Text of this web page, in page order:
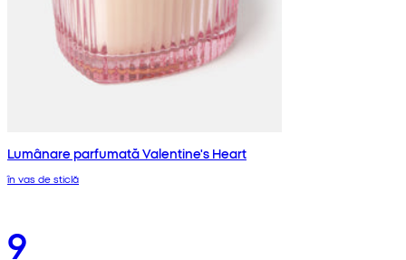
Lumânare parfumată Valentine's Heart
în vas de sticlă
9